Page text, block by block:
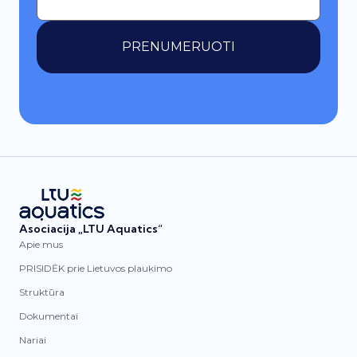
PRENUMERUOTI
Asociacija „LTU Aquatics“
Apie mus
PRISIDĖK prie Lietuvos plaukimo
Struktūra
Dokumentai
Nariai